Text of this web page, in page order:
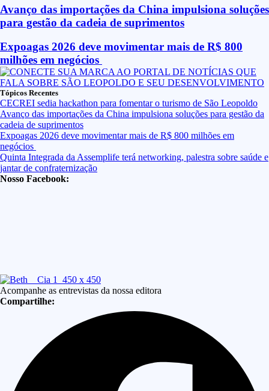
Avanço das importações da China impulsiona soluções
para gestão da cadeia de suprimentos
Expoagas 2026 deve movimentar mais de R$ 800
milhões em negócios
Tópicos Recentes
CECREI sedia hackathon para fomentar o turismo de São Leopoldo
Avanço das importações da China impulsiona soluções para gestão da
cadeia de suprimentos
Expoagas 2026 deve movimentar mais de R$ 800 milhões em
negócios
Quinta Integrada da Assemplife terá networking, palestra sobre saúde e
jantar de confraternização
Nosso Facebook:
Acompanhe as entrevistas da nossa editora
Compartilhe: